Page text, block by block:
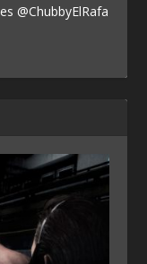
@ChubbyElRafa